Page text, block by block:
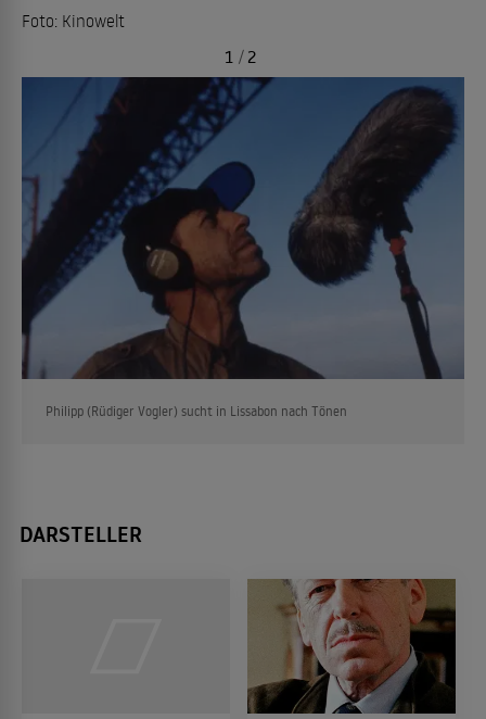
Foto: Kinowelt
Philipp (Rüdiger Vogler) sucht in Lissabon nach Tönen
1 / 2
DARSTELLER